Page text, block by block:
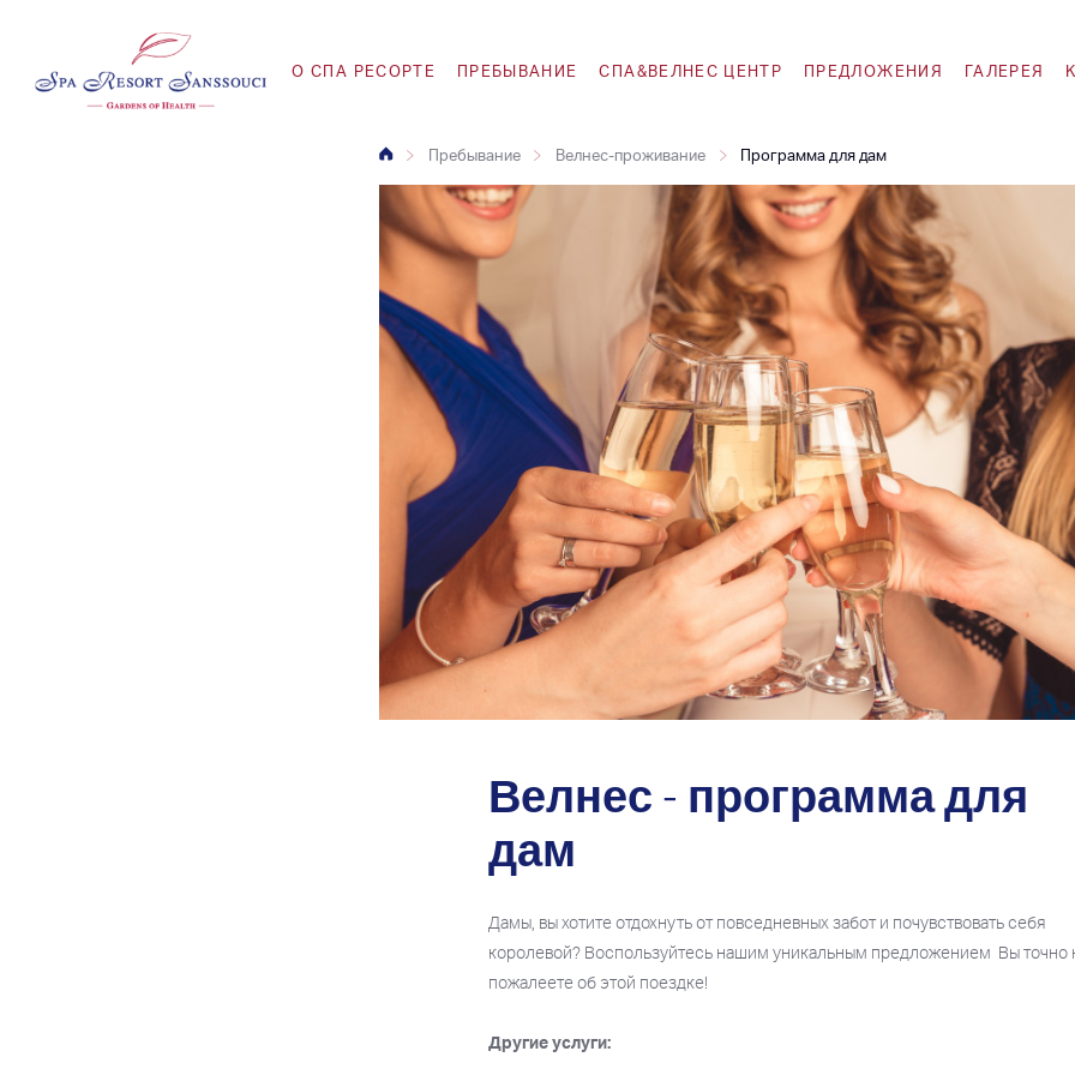
O СПА РЕСОРТЕ ПРЕБЫВАНИЕ СПА&ВЕЛНЕС ЦЕНТР ПРЕДЛОЖЕНИЯ ГАЛЕРЕЯ
Пребывание Велнес-проживание Программа для дам
Велнес - программа для
дам
Дамы, вы хотите отдохнуть от повседневных забот и почувствовать себя
королевой? Воспользуйтесь нашим уникальным предложением Вы точно
пожалеете об этой поездке!
Другие услуги: